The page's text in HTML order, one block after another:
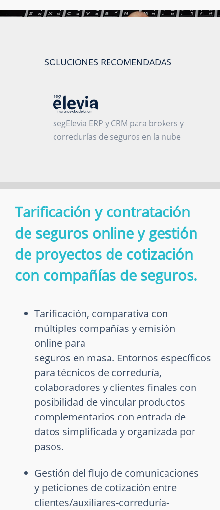
SOLUCIONES RECOMENDADAS
segElevia ERP y CRM para brokers y
corredurías de seguros en la nube
Tarificación y contratación
de seguros online y gestión
de proyectos de cotización
con compañías de seguros.
Tarificación, comparativa con
múltiples compañías y emisión
online para
seguros en masa. Entornos específicos
para técnicos de correduría,
colaboradores y clientes finales con
posibilidad de vincular productos
complementarios con entrada de
datos simplificada y organizada por
pasos.
Gestión del flujo de comunicaciones
y peticiones de cotización entre
clientes/auxiliares-correduría-